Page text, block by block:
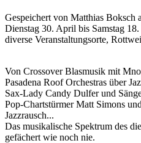
Gespeichert von Matthias Boksch
Dienstag 30. April bis Samstag
diverse Veranstaltungsorte,
Von Crossover Blasmusik mit
Pasadena Roof Orchestras über
Sax-Lady Candy Dulfer und
Pop-Chartstürmer Matt Simons
Jazzrausch...
Das musikalische Spektrum des
gefächert wie noch nie.